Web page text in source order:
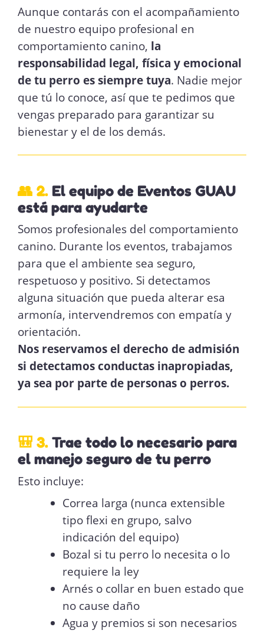
Aunque contarás con el acompañamiento
de nuestro equipo profesional en
comportamiento canino, la
responsabilidad legal, física y emocional
de tu perro es siempre tuya. Nadie mejor
que tú lo conoce, así que te pedimos que
vengas preparado para garantizar su
bienestar y el de los demás.
👥 2. El equipo de Eventos GUAU
está para ayudarte
Somos profesionales del comportamiento
canino. Durante los eventos, trabajamos
para que el ambiente sea seguro,
respetuoso y positivo. Si detectamos
alguna situación que pueda alterar esa
armonía, intervendremos con empatía y
orientación.
Nos reservamos el derecho de admisión
si detectamos conductas inapropiadas,
ya sea por parte de personas o perros.
🎒 3.Trae todo lo necesario para
el manejo seguro de tu perro
Esto incluye:
Correa larga (nunca extensible
tipo flexi en grupo, salvo
indicación del equipo)
Bozal si tu perro lo necesita o lo
requiere la ley
Arnés o collar en buen estado que
no cause daño
Agua y premios si son necesarios